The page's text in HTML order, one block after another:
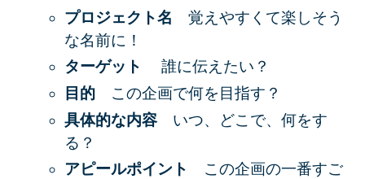
プロジェクト名 覚えやすくて楽しそう
な名前に！
ターゲット
誰に伝えたい？
目的
この企画で何を目指す？
具体的な内容 いつ、どこで、何をす
る？
アピールポイント
この企画の一番すご